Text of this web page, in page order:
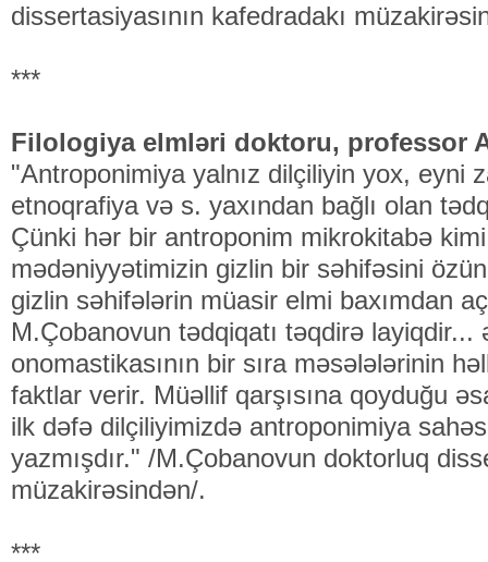
dissertasiyasının kafedradakı
***
Filologiya elmləri doktoru, professor
"Antroponimiya yalnız dilçiliyin yox, eyni
etnoqrafiya və s. yaxından bağlı olan
Çünki hər bir antroponim mikrokitabə kimi
mədəniyyətimizin gizlin bir səhifəsini
gizlin səhifələrin müasir elmi baxımdan
M.Çobanovun tədqiqatı təqdirə layiqdir...
onomastikasının bir sıra məsələlərinin
faktlar verir. Müəllif qarşısına qoyduğu
ilk dəfə dilçiliyimizdə antroponimiya
yazmışdır." /M.Çobanovun doktorluq
müzakirəsindən/.
***